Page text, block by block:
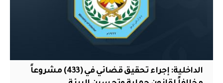
الداخلية: إجراء تحقيق قضائي في (433) مشروعاً